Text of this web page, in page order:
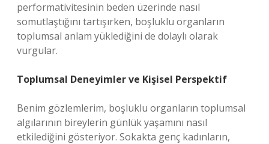
performativitesinin beden üzerinde nasıl
somutlaştığını tartışırken, boşluklu organların
toplumsal anlam yüklediğini de dolaylı olarak
vurgular.
Toplumsal Deneyimler ve Kişisel Perspektif
Benim gözlemlerim, boşluklu organların toplumsal
algılarının bireylerin günlük yaşamını nasıl
etkilediğini gösteriyor. Sokakta genç kadınların,